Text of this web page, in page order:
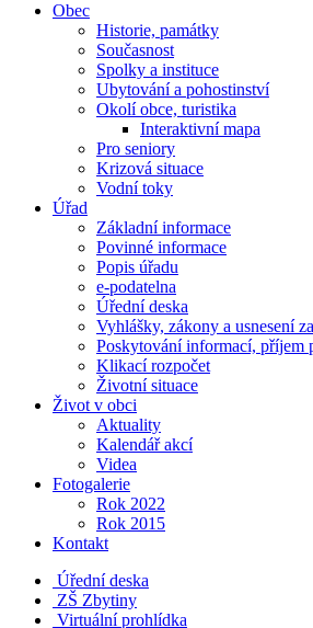
Obec
Historie, památky
Současnost
Spolky a instituce
Ubytování a pohostinství
Okolí obce, turistika
Interaktivní mapa
Pro seniory
Krizová situace
Vodní toky
Úřad
Základní informace
Povinné informace
Popis úřadu
e-podatelna
Úřední deska
Vyhlášky, zákony a usnesení
Poskytování informací, příjem
Klikací rozpočet
Životní situace
Život v obci
Aktuality
Kalendář akcí
Videa
Fotogalerie
Rok 2022
Rok 2015
Kontakt
Úřední deska
ZŠ Zbytiny
Virtuální prohlídka